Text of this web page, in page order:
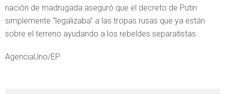
nación de madrugada aseguró que el decreto de Putin
simplemente “legalizaba” a las tropas rusas que ya están
sobre el terreno ayudando a los rebeldes separatistas.
AgenciaUno/EP